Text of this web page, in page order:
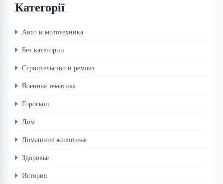
Категорії
Авто и мототехника
Без категории
Строительство и ремонт
Военная тематика
Гороскоп
Дом
Домашние животные
Здоровье
История